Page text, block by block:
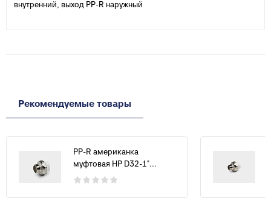
внутренний, выход PP-R наружный
Рекомендуемые товары
PP-R американка
муфтовая НР D32-1"...